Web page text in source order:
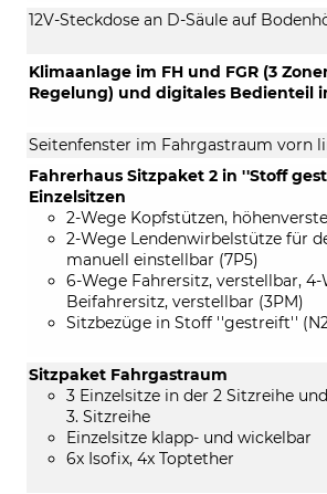
12V-Steckdose an D-Säule auf
Klimaanlage im FH und FGR (3
Regelung) und digitales Bedienteil
Seitenfenster im Fahrgastraum vorn
Fahrerhaus Sitzpaket 2 in ''Stoff
Einzelsitzen
2-Wege Kopfstützen,
2-Wege Lendenwirbelstütze für
manuell einstellbar (7P5)
6-Wege Fahrersitz, verstellbar, 4-
Beifahrersitz, verstellbar (3PM)
Sitzbezüge in Stoff ''gestreift''
Sitzpaket Fahrgastraum
3 Einzelsitze in der 2 Sitzreihe
3. Sitzreihe
Einzelsitze klapp- und wickelbar
6x Isofix, 4x Toptether